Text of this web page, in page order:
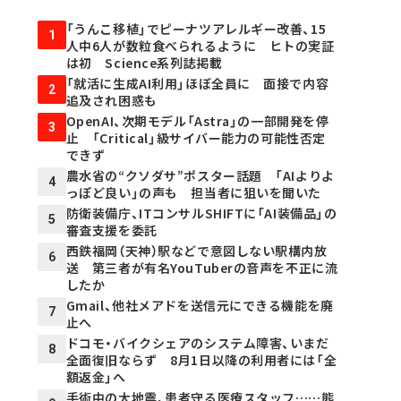
1
「うんこ移植」でピーナツアレルギー改善、15
人中6人が数粒食べられるように ヒトの実証
は初 Science系列誌掲載
2
「就活に生成AI利用」ほぼ全員に 面接で内容
追及され困惑も
3
OpenAI、次期モデル「Astra」の一部開発を停
止 「Critical」級サイバー能力の可能性否定
できず
4
農水省の“クソダサ”ポスター話題 「AIよりよ
っぽど良い」の声も 担当者に狙いを聞いた
5
防衛装備庁、ITコンサルSHIFTに「AI装備品」の
審査支援を委託
6
西鉄福岡（天神）駅などで意図しない駅構内放
送 第三者が有名YouTuberの音声を不正に流
したか
7
Gmail、他社メアドを送信元にできる機能を廃
止へ
8
ドコモ・バイクシェアのシステム障害、いまだ
全面復旧ならず 8月1日以降の利用者には「全
額返金」へ